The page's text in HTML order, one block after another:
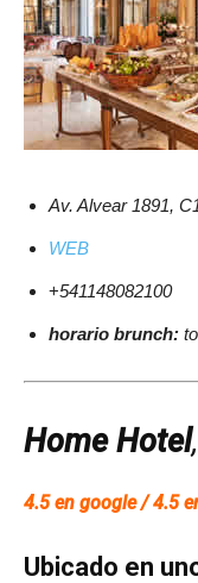
Av. Alvear 1891,
WEB
+541148082100
horario brunch:
Home Hotel
4.5 en google / 4.5
Ubicado en